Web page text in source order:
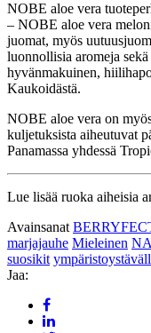
NOBE aloe vera
– NOBE aloe vera
juomat, myös
luonnollisia aromeja
hyvänmakuinen,
Kaukoidästä.
NOBE aloe vera on
kuljetuksista aiheutuvat
Panamassa yhdessä
Lue lisää ruoka aiheisia
Avainsanat
marjajauhe Mieleinen
suosikit
Jaa: